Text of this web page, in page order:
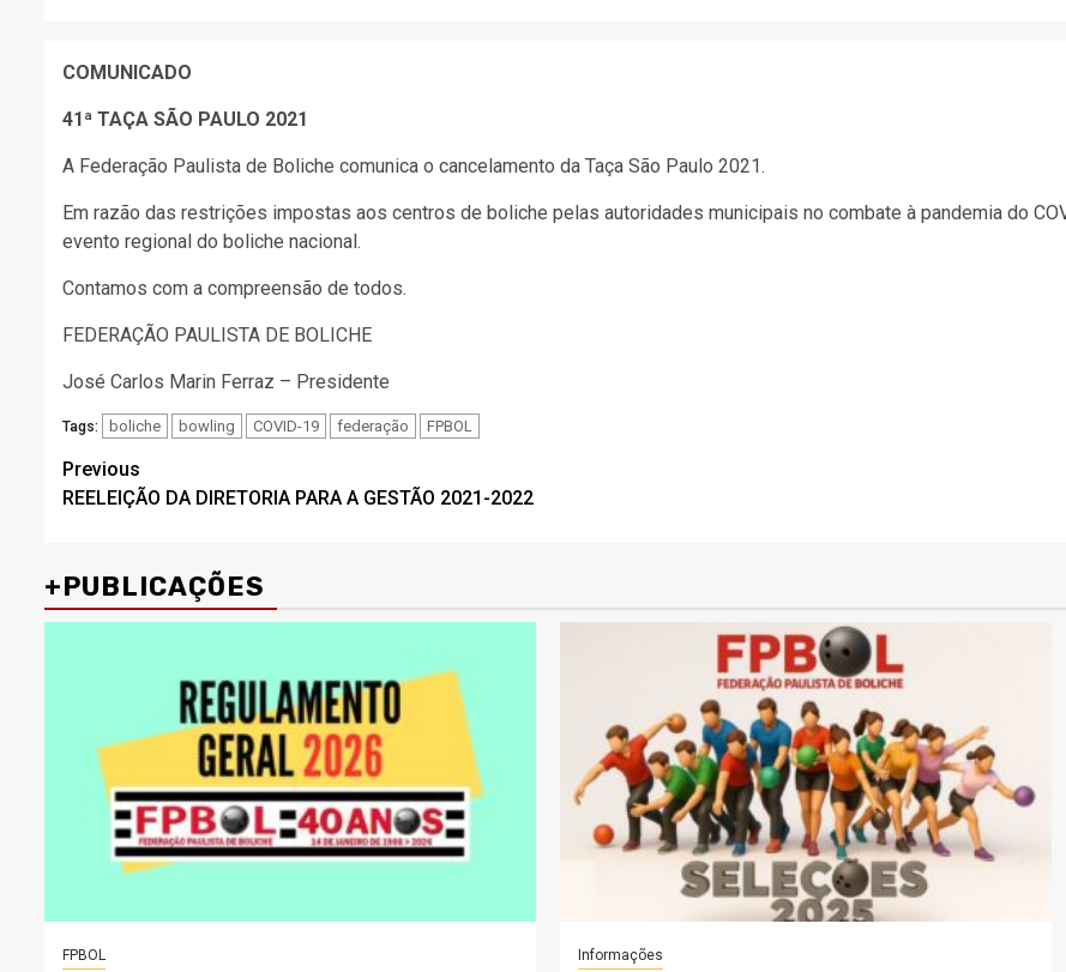
COMUNICADO
41ª TAÇA SÃO PAULO 2021
A Federação Paulista de Boliche comunica o cancelamento da Taça São Paulo 2021.
Em razão das restrições impostas aos centros de boliche pelas autoridades municipais no combate à pandemia do
evento regional do boliche nacional.
Contamos com a compreensão de todos.
FEDERAÇÃO PAULISTA DE BOLICHE
José Carlos Marin Ferraz – Presidente
Tags: boliche bowling COVID-19 federação FPBOL
Post
navigation
Previous
REELEIÇÃO DA DIRETORIA PARA A GESTÃO 2021-2022
+PUBLICAÇÕES
FPBOL Informações